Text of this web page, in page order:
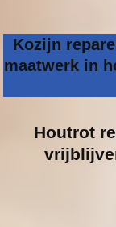
Kozijn
maatwerk in
Houtrot